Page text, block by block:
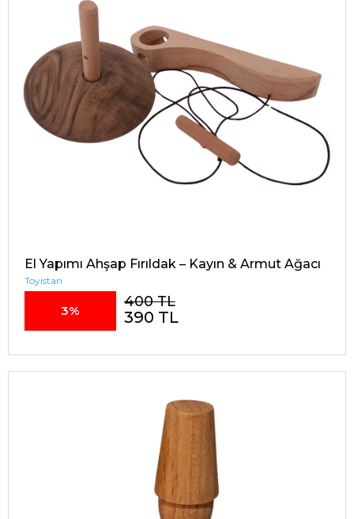
El Yapımı Ahşap Fırıldak – Kayın & Armut Ağacı
Toyistan
3%
400 TL
390 TL